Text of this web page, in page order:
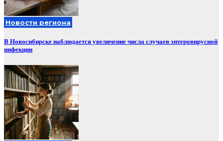
Новости региона
В Новосибирске наблюдается увеличение числа случаев энтеровирусной
инфекции